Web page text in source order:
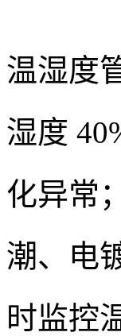
温湿度
湿度
化异常
潮、电
时监控